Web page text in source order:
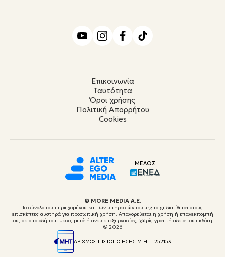
Επικοινωνία
Ταυτότητα
Όροι χρήσης
Πολιτική Απορρήτου
Cookies
ΜΕΛΟΣ
© ΜORE MEDIA Α.Ε.
Το σύνολο του περιεχομένου και των υπηρεσιών του argiro.gr διατίθεται στους
επισκέπτες αυστηρά για προσωπική χρήση. Απαγορεύεται η χρήση ή επανεκπομπή
του, σε οποιοδήποτε μέσο, μετά ή άνευ επεξεργασίας, χωρίς γραπτή άδεια του εκδότη.
© 2026
ΑΡΙΘΜΟΣ ΠΙΣΤΟΠΟΙΗΣΗΣ Μ.Η.Τ. 252153